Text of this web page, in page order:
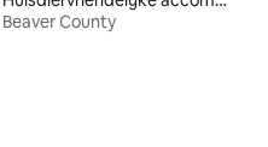
Beaver County